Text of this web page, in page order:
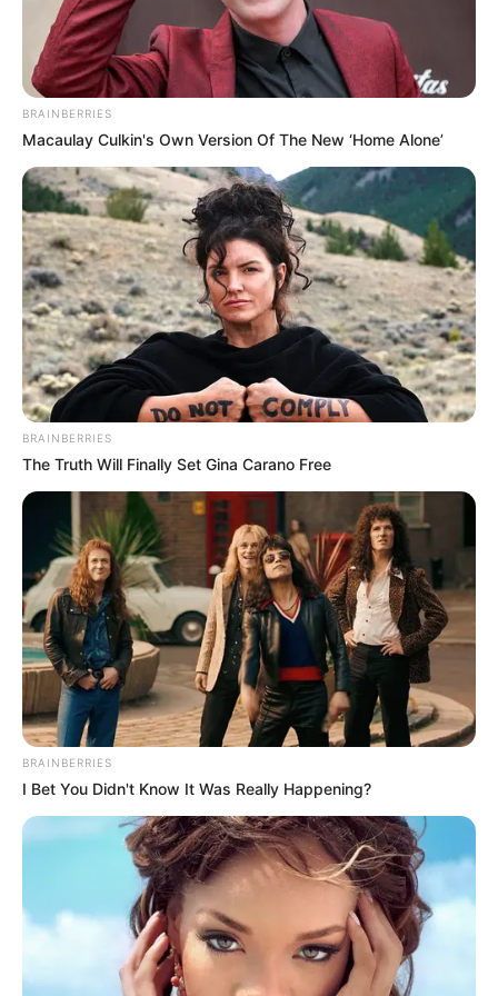
Pretty Boys
BRAINBERRIES
Macaulay Culkin's Own Version Of The New ‘Home Alone’
BRAINBERRIES
The Truth Will Finally Set Gina Carano Free
BRAINBERRIES
I Bet You Didn't Know It Was Really Happening?